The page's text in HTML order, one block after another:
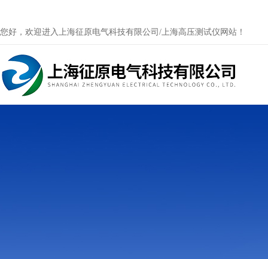
您好，欢迎进入上海征原电气科技有限公司/上海高压测试仪网站！